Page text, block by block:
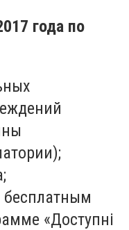
года по
бесплатным
«Доступні